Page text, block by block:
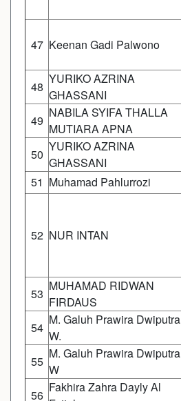
47 Keenan Gadi Palwono
48
YURIKO AZRINA
GHASSANI
49
NABILA SYIFA THALLA
MUTIARA APNA
50
YURIKO AZRINA
GHASSANI
51 Muhamad Pahlurrozi
52 NUR INTAN
53
MUHAMAD RIDWAN
FIRDAUS
54
M. Galuh Prawira Dwiputra
W.
55
M. Galuh Prawira Dwiputra
W
56
Fakhira Zahra Dayly Al